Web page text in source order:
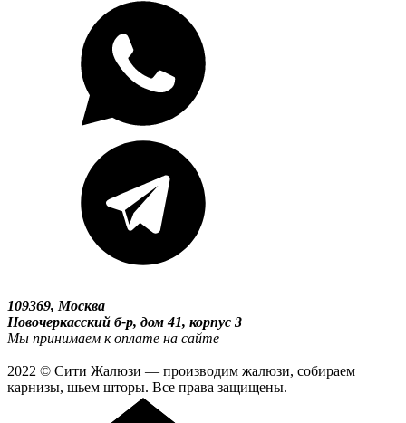
109369, Москва
Новочеркасский б-р, дом 41, корпус 3
Мы принимаем к оплате на сайте
2022 © Сити Жалюзи — производим жалюзи, собираем
карнизы, шьем шторы. Все права защищены.